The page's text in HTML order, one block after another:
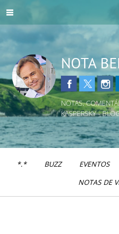
NOTA
NOTAS,
KASPERSKY -
*.* BUZZ EVENTOS
NOTAS DE